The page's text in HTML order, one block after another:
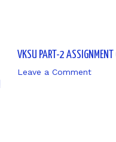
VKSU PART-2
Leave a Comment